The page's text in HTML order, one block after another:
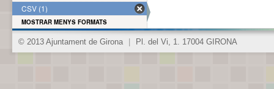
CSV (1)
MOSTRAR MENYS FORMATS
© 2013 Ajuntament de Girona Pl. del Vi, 1. 17004 GIRONA